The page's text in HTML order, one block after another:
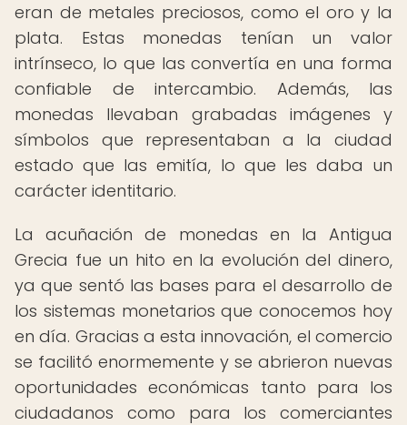
eran de metales preciosos, como el oro y la
plata. Estas monedas tenían un valor
intrínseco, lo que las convertía en una forma
confiable de intercambio. Además, las
monedas llevaban grabadas imágenes y
símbolos que representaban a la ciudad
estado que las emitía, lo que les daba un
carácter identitario.
La acuñación de monedas en la Antigua
Grecia fue un hito en la evolución del dinero,
ya que sentó las bases para el desarrollo de
los sistemas monetarios que conocemos hoy
en día. Gracias a esta innovación, el comercio
se facilitó enormemente y se abrieron nuevas
oportunidades económicas tanto para los
ciudadanos como para los comerciantes